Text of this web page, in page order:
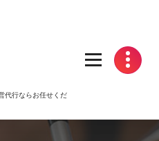
代行ならお任せくだ